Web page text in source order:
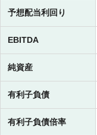
予想配当利回り
EBITDA
純資産
有利子負債
有利子負債倍率